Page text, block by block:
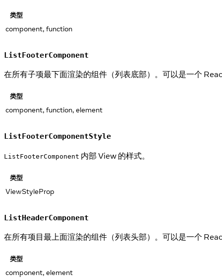
类型
component, function
ListFooterComponent
在所有子项最下面渲染的组件（列表底部）。可以是一个
类型
component, function, element
ListFooterComponentStyle
ListFooterComponent 内部 View 的样式。
类型
ViewStyleProp
ListHeaderComponent
在所有项目最上面渲染的组件（列表头部）。可以是一个
类型
component, element